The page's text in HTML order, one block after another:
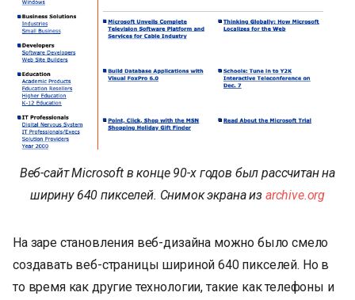
Веб-сайт Microsoft в конце 90-х годов был рассчитан на
ширину 640 пикселей. Снимок экрана из archive.org
На заре становления веб-дизайна можно было смело
создавать веб-страницы шириной 640 пикселей. Но в
то время как другие технологии, такие как телефоны и